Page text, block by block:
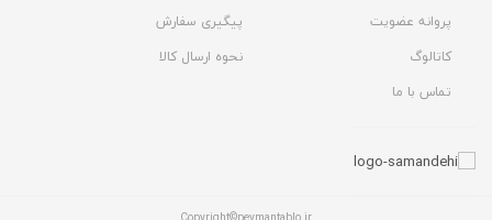
پروانه عضویت
پیگیری سفارش
کاتالوگ
نحوه ارسال کالا
تماس با ما